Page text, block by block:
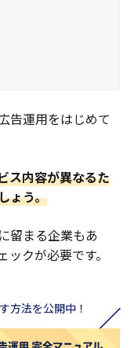
告運用をはじめて
ス内容が異なるた
ょう。
留まる企業もあ
クが必要です。
方法を公開中！